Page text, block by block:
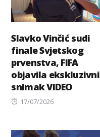
Slavko Vinčić sudi
finale Svjetskog
prvenstva, FIFA
objavila ekskluzivni
snimak VIDEO
Posted
17/07/2026